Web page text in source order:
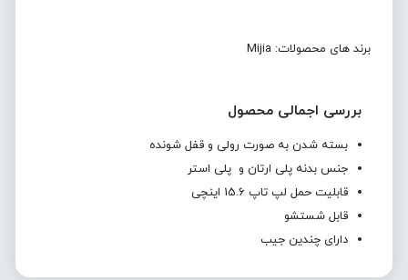
برند های محصولات:Mijia
بررسی اجمالی محصول
بسته شدن به صورت رولی و قفل شونده
جنس بدنه پلی ارتان و پلی استر
قابلیت حمل لپ تاپ 15.6 اینچی
قابل شستشو
دارای چندین جیب